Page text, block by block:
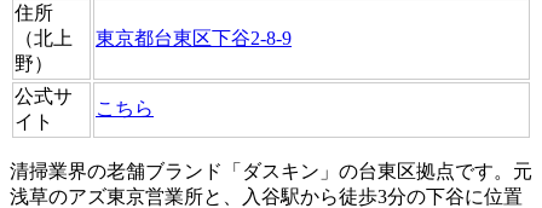
住所
（北上
野）
東京都台東区下谷2-8-9
公式サ
イト
こちら
清掃業界の老舗ブランド「ダスキン」の台東区拠点です。元
浅草のアズ東京営業所と、入谷駅から徒歩3分の下谷に位置